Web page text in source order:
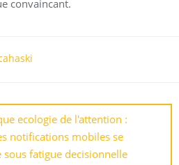
convaincant.
ecologie de l'attention :
notifications mobiles se
sous fatigue decisionnelle